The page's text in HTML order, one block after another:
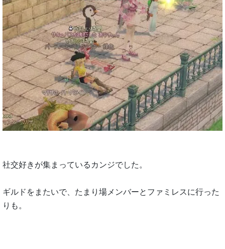
社交好きが集まっているカンジでした。
ギルドをまたいで、たまり場メンバーとファミレスに行った
りも。